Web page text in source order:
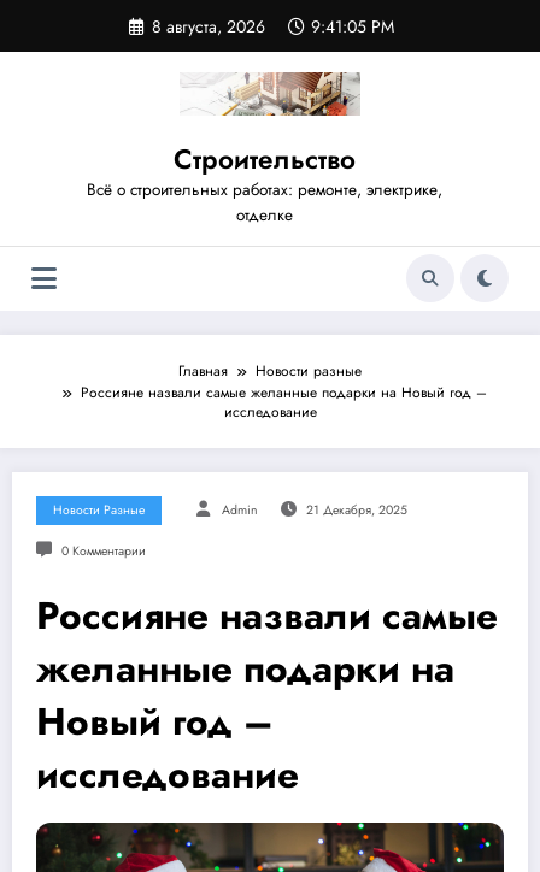
содержимому
8 августа, 2026 9:41:05 PM
Строительство
Всё о строительных работах: ремонте, электрике,
отделке
Главная
Новости разные
Россияне назвали самые желанные подарки на Новый год –
исследование
Новости Разные Admin 21 Декабря, 2025
0 Комментарии
Россияне назвали самые
желанные подарки на
Новый год –
исследование